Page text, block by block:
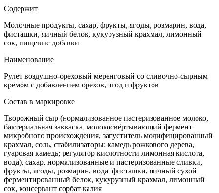
Содержит
Молочные продукты, сахар, фрукты, ягоды, розмарин, вода,
фисташки, яичный белок, кукурузный крахмал, лимонный
сок, пищевые добавки
Наименование
Рулет воздушно-ореховый меренговый со сливочно-сырным
кремом с добавлением орехов, ягод и фруктов
Состав в маркировке
Творожный сыр (нормализованное пастеризованное молоко,
бактериальная закваска, молокосвёртывающий фермент
микробного происхождения, загуститель модифицированный
крахмал, соль, стабилизаторы: камедь рожкового дерева,
гуаровая камедь; регулятор кислотности лимонная кислота,
вода), сахар, нормализованные и пастеризованные сливки,
фрукты, ягоды, розмарин, вода, фисташки, яичный сухой
ферментированный белок, кукурузный крахмал, лимонный
сок, консервант сорбат калия